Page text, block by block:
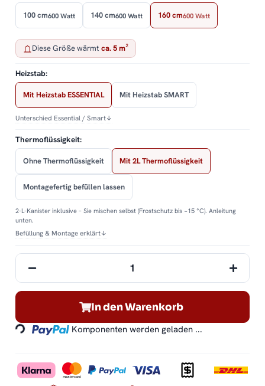
100 cm600 Watt 140 cm600 Watt 160 cm600 Watt
Diese Größe wärmt ca. 5 m²
Heizstab:
Mit Heizstab ESSENTIAL Mit Heizstab SMART
Unterschied Essential / Smart↓
Thermoflüssigkeit:
Ohne Thermoflüssigkeit Mit 2L Thermoflüssigkeit
Montagefertig befüllen lassen
2-L-Kanister inklusive – Sie mischen selbst (Frostschutz bis −15 °C). Anleitung
unten.
Befüllung & Montage erklärt↓
In den Warenkorb
Loading... Komponenten werden geladen ...